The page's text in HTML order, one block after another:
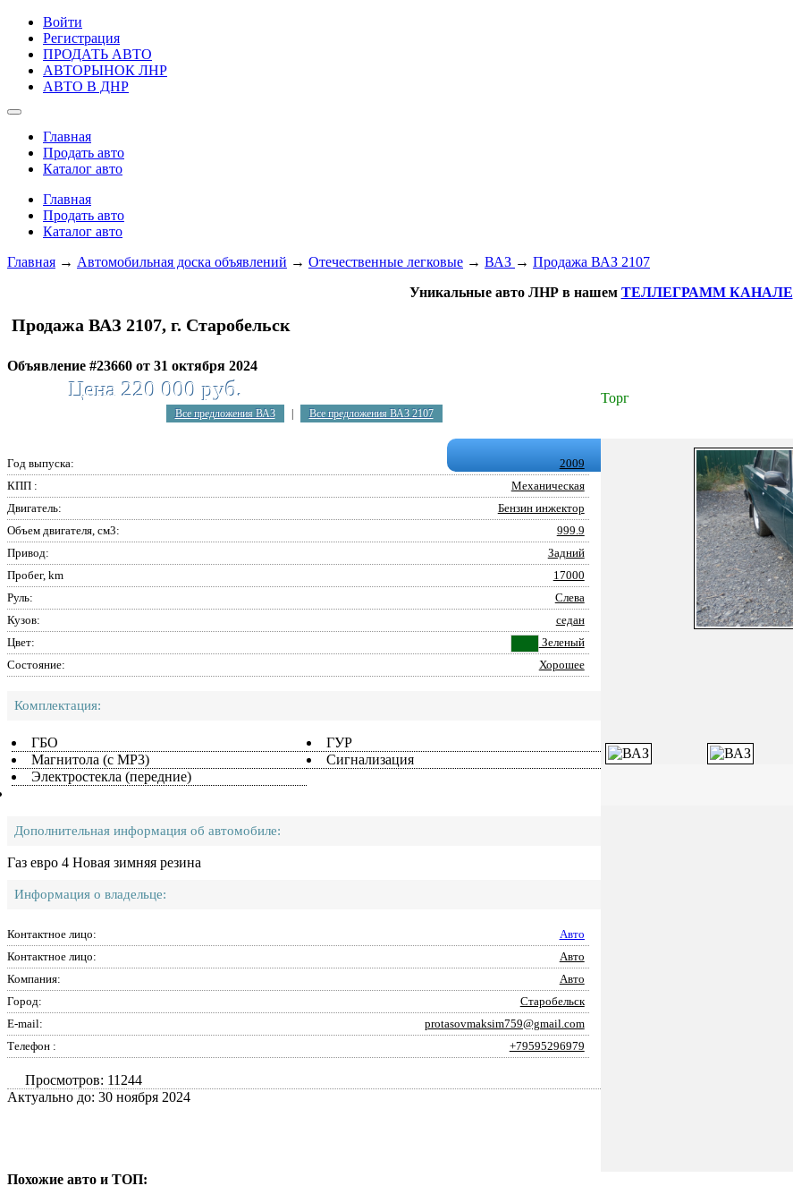
Войти
Регистрация
ПРОДАТЬ АВТО
АВТОРЫНОК ЛНР
АВТО В ДНР
Главная
Продать авто
Каталог авто
Главная
Продать авто
Каталог авто
Главная → Автомобильная доска объявлений → Отечественные легковые → ВАЗ → Продажа ВАЗ 2107
Уникальные авто ЛНР в нашем ТЕЛЛЕГРАММ КАНАЛЕ
Продажа ВАЗ 2107, г. Старобельск
Объявление #23660 от 31 октября 2024
Цена 220 000 руб. Торг
Все предложения ВАЗ Все предложения ВАЗ 2107
Год выпуска:
2009
КПП :
Механическая
Двигатель:
Бензин инжектор
Объем двигателя, см3:
999.9
Привод:
Задний
Пробег, km
17000
Руль:
Слева
Кузов:
седан
Цвет:
Зеленый
Состояние:
Хорошее
Комплектация:
ГБО
ГУР
Магнитола (с MP3)
Сигнализация
Электростекла (передние)
Дополнительная информация об автомобиле:
Газ евро 4 Новая зимняя резина
Информация о владельце:
Контактное лицо:
Авто
Контактное лицо:
Авто
Компания:
Авто
Город:
Старобельск
E-mail:
protasovmaksim759@gmail.com
Телефон :
+79595296979
Просмотров: 11244
Актуально до: 30 ноября 2024
Похожие авто и ТОП: